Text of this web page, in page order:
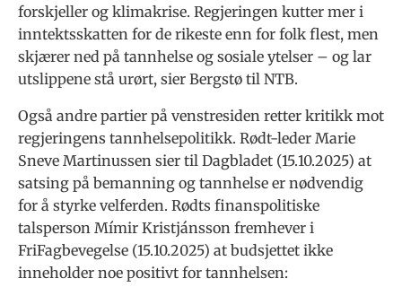
forskjeller og klimakrise. Regjeringen kutter mer i
inntektsskatten for de rikeste enn for folk flest, men
skjærer ned på tannhelse og sosiale ytelser – og lar
utslippene stå urørt, sier Bergstø til NTB.
Også andre partier på venstresiden retter kritikk mot
regjeringens tannhelsepolitikk. Rødt-leder Marie
Sneve Martinussen sier til Dagbladet (15.10.2025) at
satsing på bemanning og tannhelse er nødvendig
for å styrke velferden. Rødts finanspolitiske
talsperson Mímir Kristjánsson fremhever i
FriFagbevegelse (15.10.2025) at budsjettet ikke
inneholder noe positivt for tannhelsen: